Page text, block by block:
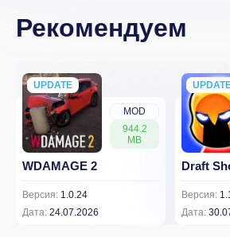
Рекомендуем
MOD
944.2
MB
UPDATE
NEW
WDAMAGE 2
Версия: 1.0.24
Дата: 24.07.2026
NEW
Draft
Версия:
Дата: